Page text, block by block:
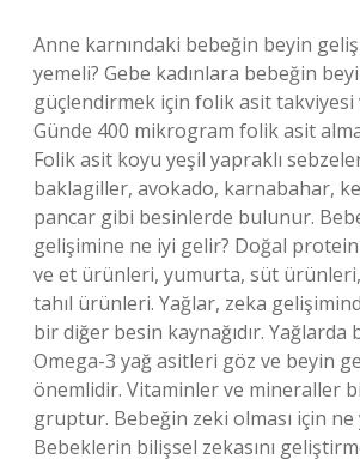
Anne karnındaki bebeğin beyin
yemeli? Gebe kadınlara bebeğin
güçlendirmek için folik asit takviyesi
Günde 400 mikrogram folik asit
Folik asit koyu yeşil yapraklı
baklagiller, avokado, karnabahar,
pancar gibi besinlerde bulunur.
gelişimine ne iyi gelir? Doğal
ve et ürünleri, yumurta, süt
tahıl ürünleri. Yağlar, zeka
bir diğer besin kaynağıdır. Yağlarda
Omega-3 yağ asitleri göz ve beyin
önemlidir. Vitaminler ve mineraller
gruptur. Bebeğin zeki olması için ne
Bebeklerin bilişsel zekasını